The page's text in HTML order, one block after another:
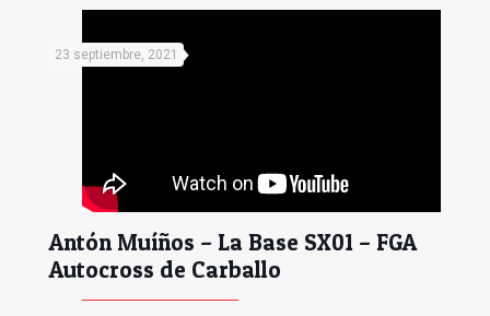
23 septiembre, 2021
Antón Muíños – La Base SX01 – FGA
Autocross de Carballo